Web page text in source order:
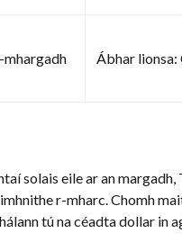
mhargadh Ábhar lionsa:
solais eile ar an
r-mharc. Chomh
tú na céadta dollar in